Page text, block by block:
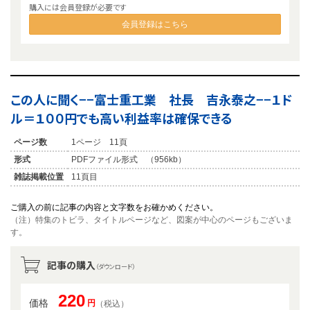
購入には会員登録が必要です
会員登録はこちら
この人に聞く−−富士重工業 社長 吉永泰之−−１ド
ル＝１００円でも高い利益率は確保できる
ページ数
1ページ 11頁
形式
PDFファイル形式 （956kb）
雑誌掲載位置
11頁目
ご購入の前に記事の内容と文字数をお確かめください。
（注）特集のトビラ、タイトルページなど、図案が中心のページもございま
す。
記事の購入 （ダウンロード）
価格 220 円 （税込）